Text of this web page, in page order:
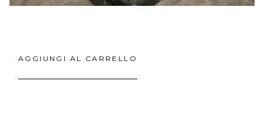
AGGIUNGI AL CARRELLO